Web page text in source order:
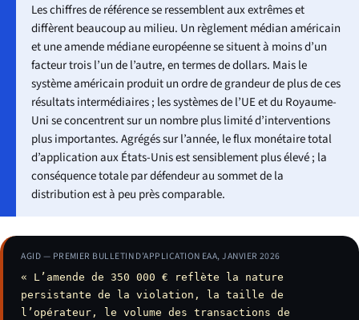
Les chiffres de référence se ressemblent aux extrêmes et
diffèrent beaucoup au milieu. Un règlement médian américain
et une amende médiane européenne se situent à moins d’un
facteur trois l’un de l’autre, en termes de dollars. Mais le
système américain produit un ordre de grandeur de plus de ces
résultats intermédiaires ; les systèmes de l’UE et du Royaume-
Uni se concentrent sur un nombre plus limité d’interventions
plus importantes. Agrégés sur l’année, le flux monétaire total
d’application aux États-Unis est sensiblement plus élevé ; la
conséquence totalepar défendeurau sommet de la
distribution est à peu près comparable.
AGID — PREMIER BULLETIN D’APPLICATION EAA, JANVIER 2026
« L’amende de 350 000 € reflète la nature
persistante de la violation, la taille de
l’opérateur, le volume des transactions de